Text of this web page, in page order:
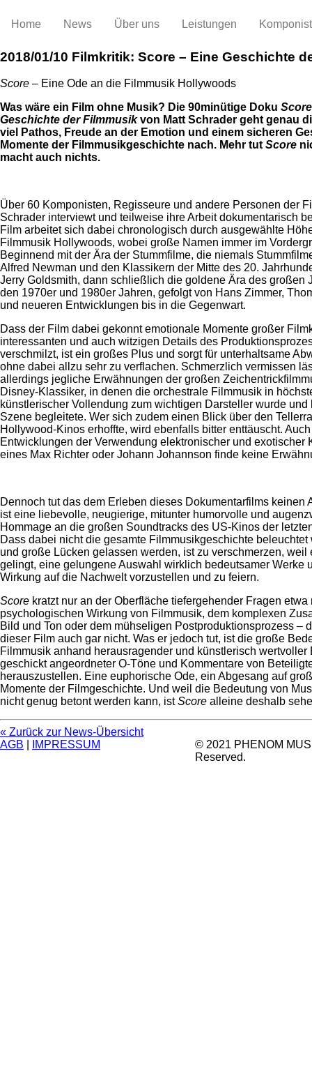
Home News Über uns Leistungen
2018/01/10 Filmkritik: Score – Eine Geschichte
Score – Eine Ode an die Filmmusik Hollywoods
Was wäre ein Film ohne Musik? Die 90minütige Doku
Geschichte der Filmmusikvon Matt Schrader geht genau
viel Pathos, Freude an der Emotion und einem sicheren
Momente der Filmmusikgeschichte nach. Mehr tutScore
macht auch nichts.
Über 60 Komponisten, Regisseure und andere Personen der
Schrader interviewt und teilweise ihre Arbeit dokumentarisch
Film arbeitet sich dabei chronologisch durch ausgewählte
Filmmusik Hollywoods, wobei große Namen immer im
Beginnend mit der Ära der Stummfilme, die niemals
Alfred Newman und den Klassikern der Mitte des 20.
Jerry Goldsmith, dann schließlich die goldene Ära des großen
den 1970er und 1980er Jahren, gefolgt von Hans Zimmer,
und neueren Entwicklungen bis in die Gegenwart.
Dass der Film dabei gekonnt emotionale Momente großer
interessanten und auch witzigen Details des
verschmilzt, ist ein großes Plus und sorgt für unterhaltsame
ohne dabei allzu sehr zu verflachen. Schmerzlich vermissen
allerdings jegliche Erwähnungen der großen
Disney-Klassiker, in denen die orchestrale Filmmusik in
künstlerischer Vollendung zum wichtigen Darsteller wurde und
Szene begleitete. Wer sich zudem einen Blick über den
Hollywood-Kinos erhoffte, wird ebenfalls bitter enttäuscht.
Entwicklungen der Verwendung elektronischer und exotischer
eines Max Richter oder Johann Johannson finde keine
Dennoch tut das dem Erleben dieses Dokumentarfilms keinen
ist eine liebevolle, neugierige, mitunter humorvolle und
Hommage an die großen Soundtracks des US-Kinos der
Dass dabei nicht die gesamte Filmmusikgeschichte beleuchtet
und große Lücken gelassen werden, ist zu verschmerzen, weil
gelingt, eine gelungene Auswahl wirklich bedeutsamer Werke
Wirkung auf die Nachwelt vorzustellen und zu feiern.
Score kratzt nur an der Oberfläche tiefergehender Fragen etwa
psychologischen Wirkung von Filmmusik, dem komplexen
Bild und Ton oder dem mühseligen Postproduktionsprozess –
dieser Film auch gar nicht. Was er jedoch tut, ist die große
Filmmusik anhand herausragender und künstlerisch
geschickt angeordneter O-Töne und Kommentare von
herauszustellen. Eine euphorische Ode, ein Abgesang auf
Momente der Filmgeschichte. Und weil die Bedeutung von
nicht genug betont werden kann, istScore alleine deshalb
« Zurück zur News-Übersicht
AGB
IMPRESSUM
© 2021 PHENOM
Reserved.